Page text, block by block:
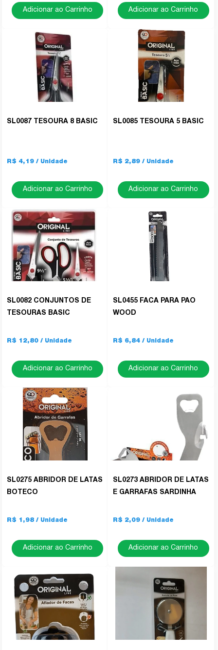
Adicionar ao Carrinho Adicionar ao Carrinho
SL0087 TESOURA 8 BASIC
R$ 4,19
Adicionar ao Carrinho
SL0085 TESOURA 5 BASIC
R$ 2,89
Adicionar ao Carrinho
SL0082 CONJUNTOS DE
TESOURAS BASIC
R$ 12,80
Adicionar ao Carrinho
SL0455 FACA PARA PAO
WOOD
R$ 6,84
Adicionar ao Carrinho
SL0275 ABRIDOR DE LATAS
BOTECO
R$ 1,98
Adicionar ao Carrinho
SL0273 ABRIDOR DE LATAS
E GARRAFAS SARDINHA
R$ 2,09
Adicionar ao Carrinho